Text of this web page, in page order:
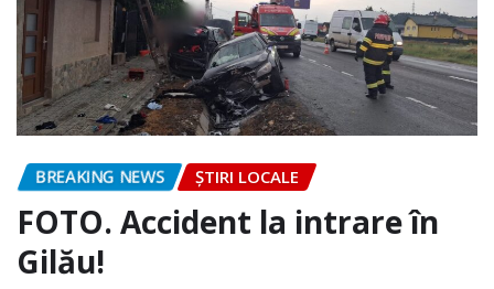
BREAKING NEWS ȘTIRI LOCALE
FOTO. Accident la intrare în
Gilău!